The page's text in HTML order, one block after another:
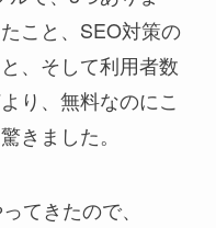
こと、SEO対策の
、そして利用者数
り、無料なのにこ
きました。
てきたので、